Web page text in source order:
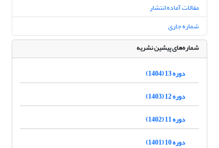
مقالات آماده انتشار
شماره جاری
شماره‌های پیشین نشریه
دوره 13 (1404)
دوره 12 (1403)
دوره 11 (1402)
دوره 10 (1401)